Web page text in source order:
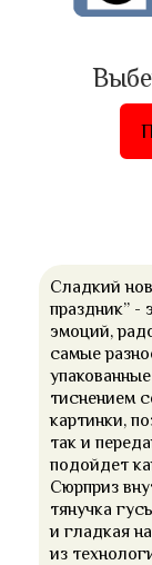
Сладкий
праздник” -
эмоций,
самые
тиснением
картинки,
так и
подойдет
Сюрприз
тянучка
и гладкая
из